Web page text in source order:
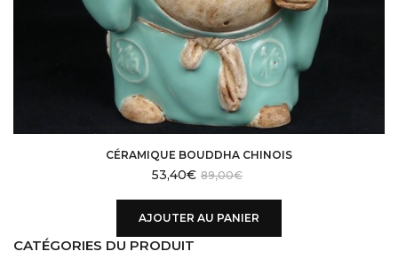
CÉRAMIQUE BOUDDHA CHINOIS
89,00€
53,40€
AJOUTER AU PANIER
CATÉGORIES DU PRODUIT